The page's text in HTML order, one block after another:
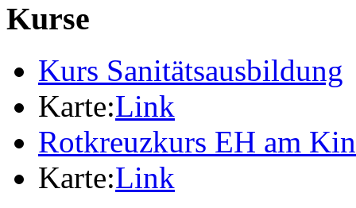
Kurse
Kurs Sanitätsausbildung
Karte:Link
Rotkreuzkurs EH am
Karte:Link